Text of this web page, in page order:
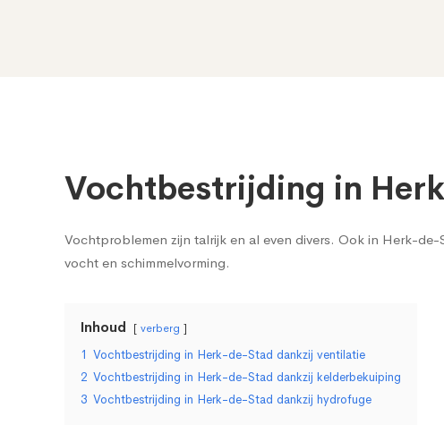
Vochtbestrijding in
Vochtproblemen zijn talrijk en al even divers. Ook in Herk-
vocht en schimmelvorming.
Inhoud verberg
1 Vochtbestrijding in Herk-de-Stad dankzij ventilatie
2 Vochtbestrijding in Herk-de-Stad dankzij kelderbekuiping
3 Vochtbestrijding in Herk-de-Stad dankzij hydrofuge